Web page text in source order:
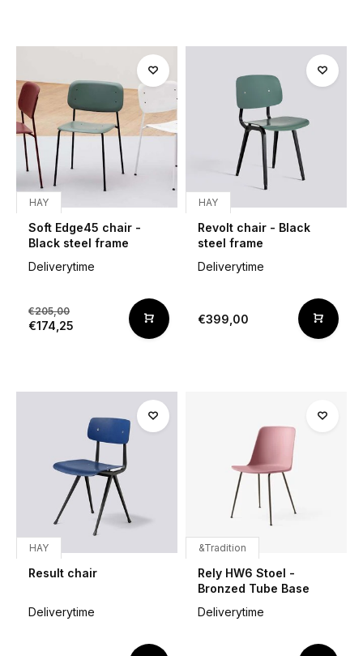
HAY
Soft Edge45 chair -
Black steel frame
Deliverytime
€205,00
€174,25
HAY
Revolt chair - Black
steel frame
Deliverytime
€399,00
HAY
Result chair
Deliverytime
&Tradition
Rely HW6 Stoel -
Bronzed Tube Base
Deliverytime